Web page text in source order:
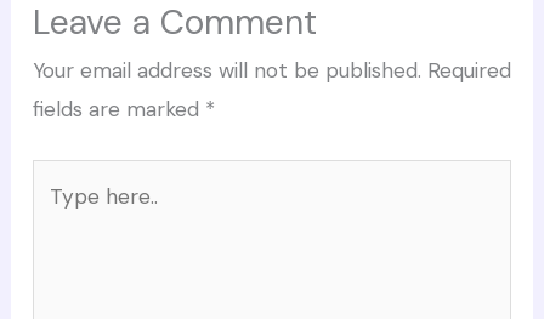
Leave a Comment
Your email address will not be published. Required
fields are marked *
here..